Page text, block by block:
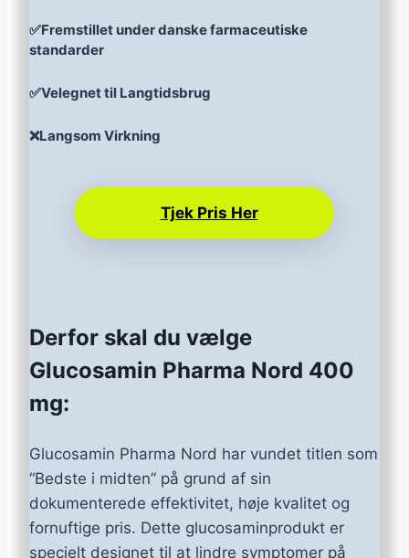
✅Fremstillet under danske farmaceutiske
standarder
✅Velegnet til Langtidsbrug
❌Langsom Virkning
Tjek Pris Her
Derfor skal du vælge
Glucosamin Pharma Nord 400
mg:
Glucosamin Pharma Nord har vundet titlen som
“Bedste i midten” på grund af sin
dokumenterede effektivitet, høje kvalitet og
fornuftige pris. Dette glucosaminprodukt er
specielt designet til at lindre symptomer på